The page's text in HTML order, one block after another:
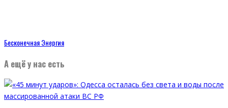
Бесконечная Энергия
А ещё у нас есть